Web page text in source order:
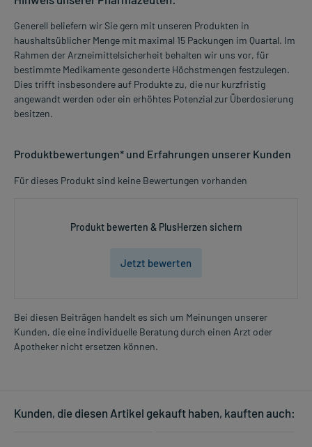
Generell beliefern wir Sie gern mit unseren Produkten in
haushaltsüblicher Menge mit maximal 15 Packungen im Quartal. Im
Rahmen der Arzneimittelsicherheit behalten wir uns vor, für
bestimmte Medikamente gesonderte Höchstmengen festzulegen.
Dies trifft insbesondere auf Produkte zu, die nur kurzfristig
angewandt werden oder ein erhöhtes Potenzial zur Überdosierung
besitzen.
Produktbewertungen* und Erfahrungen unserer Kunden
Für dieses Produkt sind keine Bewertungen vorhanden
Produkt bewerten & PlusHerzen sichern
Jetzt bewerten
Bei diesen Beiträgen handelt es sich um Meinungen unserer
Kunden, die eine individuelle Beratung durch einen Arzt oder
Apotheker nicht ersetzen können.
Kunden, die diesen Artikel gekauft haben, kauften auch: